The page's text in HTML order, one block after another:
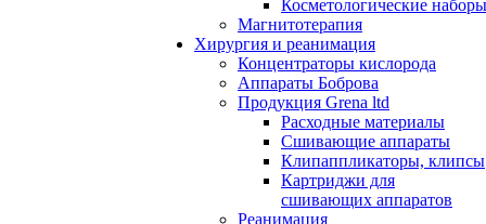
Косметологические наборы
Магнитотерапия
Хирургия и реанимация
Концентраторы кислорода
Аппараты Боброва
Продукция Grena ltd
Расходные материалы
Сшивающие аппараты
Клипаппликаторы, клипсы
Картриджи для
сшивающих аппаратов
Реанимация